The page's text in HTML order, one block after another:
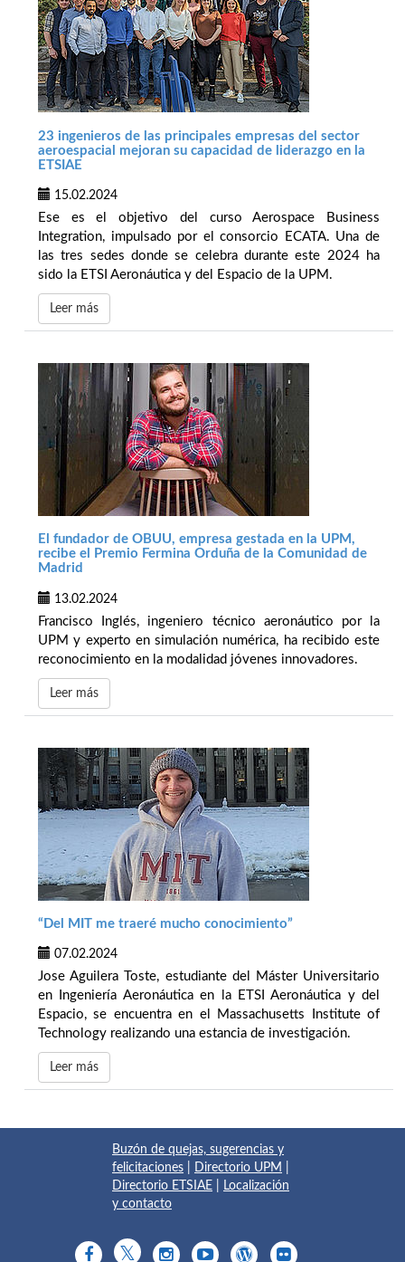
23 ingenieros de las principales empresas del sector
aeroespacial mejoran su capacidad de liderazgo en la
ETSIAE
15.02.2024
Ese es el objetivo del curso Aerospace Business
Integration, impulsado por el consorcio ECATA. Una de
las tres sedes donde se celebra durante este 2024 ha
sido la ETSI Aeronáutica y del Espacio de la UPM.
Leer más
El fundador de OBUU, empresa gestada en la UPM,
recibe el Premio Fermina Orduña de la Comunidad de
Madrid
13.02.2024
Francisco Inglés, ingeniero técnico aeronáutico por la
UPM y experto en simulación numérica, ha recibido este
reconocimiento en la modalidad jóvenes innovadores.
Leer más
“Del MIT me traeré mucho conocimiento”
07.02.2024
Jose Aguilera Toste, estudiante del Máster Universitario
en Ingeniería Aeronáutica en la ETSI Aeronáutica y del
Espacio, se encuentra en el Massachusetts Institute of
Technology realizando una estancia de investigación.
Leer más
Buzón de quejas, sugerencias y
felicitaciones
Directorio UPM
Directorio ETSIAE
Localización
y contacto